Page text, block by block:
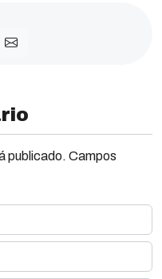
publicado. Campos